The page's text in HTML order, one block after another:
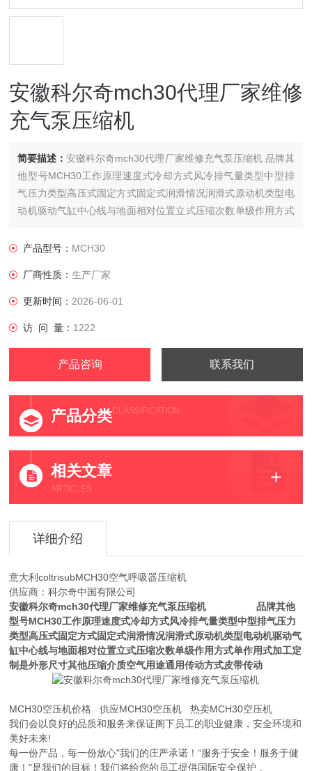
安徽科尔奇mch30代理厂家维修
充气泵压缩机
简要描述：安徽科尔奇mch30代理厂家维修充气泵压缩机 品牌其
他型号MCH30工作原理速度式冷却方式风冷排气量类型中型排
气压力类型高压式固定方式固定式润滑情况润滑式原动机类型电
动机驱动气缸中心线与地面相对位置立式压缩次数单级作用方式
式皮带传动
产品型号： MCH30
厂商性质：生产厂家
更新时间： 2026-06-01
访 问 量： 1222
产品咨询 联系我们
产品分类CLASSIFICATION
相关文章
ARTICLES
详细介绍
意大利coltrisubMCH30空气呼吸器压缩机
供应商：科尔奇中国有限公司
安徽科尔奇mch30代理厂家维修充气泵压缩机品牌其他
型号MCH30工作原理速度式冷却方式风冷排气量类型中型排气压力
类型高压式固定方式固定式润滑情况润滑式原动机类型电动机驱动气
缸中心线与地面相对位置立式压缩次数单级作用方式单作用式加工定
制是外形尺寸其他压缩介质空气用途通用传动方式皮带传动
MCH30空压机价格 供应MCH30空压机 热卖MCH30空压机
我们会以良好的品质和服务来保证阁下员工的职业健康，安全环境和
美好未来!
每一份产品，每一份放心"我们的庄严承诺！“服务于安全！服务于健
康！"是我们的目标！我们将给您的员工提供国际安全保护 。